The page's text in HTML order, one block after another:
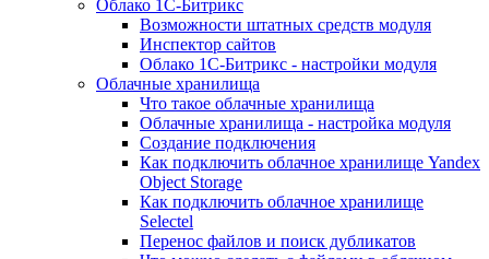
Облако 1С-Битрикс
Возможности штатных средств модуля
Инспектор сайтов
Облако 1С-Битрикс - настройки модуля
Облачные хранилища
Что такое облачные хранилища
Облачные хранилища - настройка модуля
Создание подключения
Как подключить облачное хранилище Yandex
Object Storage
Как подключить облачное хранилище
Selectel
Перенос файлов и поиск дубликатов